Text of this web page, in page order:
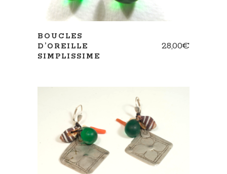
BOUCLES
D’OREILLE
SIMPLISSIME
28,00€
AJOUTER AU PANIER